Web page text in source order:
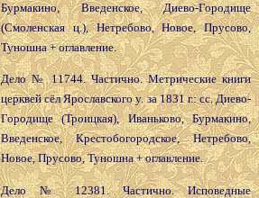
Бурмакино, Введенское, Диево-Городище
(Смоленская ц.), Нетребово, Новое, Прусово,
Туношна + оглавление.
Дело № 11744. Частично. Метрические книги
церквей сёл Ярославского у. за 1831 г.: сс. Диево-
Городище (Троицкая), Иваньково, Бурмакино,
Введенское, Крестобогородское, Нетребово,
Новое, Прусово, Туношна + оглавление.
Дело № 12381. Частично. Исповедные